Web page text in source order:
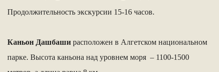
Продолжительность экскурсии 15-16 часов.
Каньон Дашбаши расположен в Алгетском национальном
парке. Высота каньона над уровнем моря – 1100-1500